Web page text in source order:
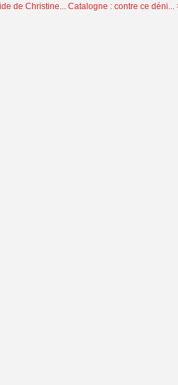
de Christine... Catalogne : contre ce déni...